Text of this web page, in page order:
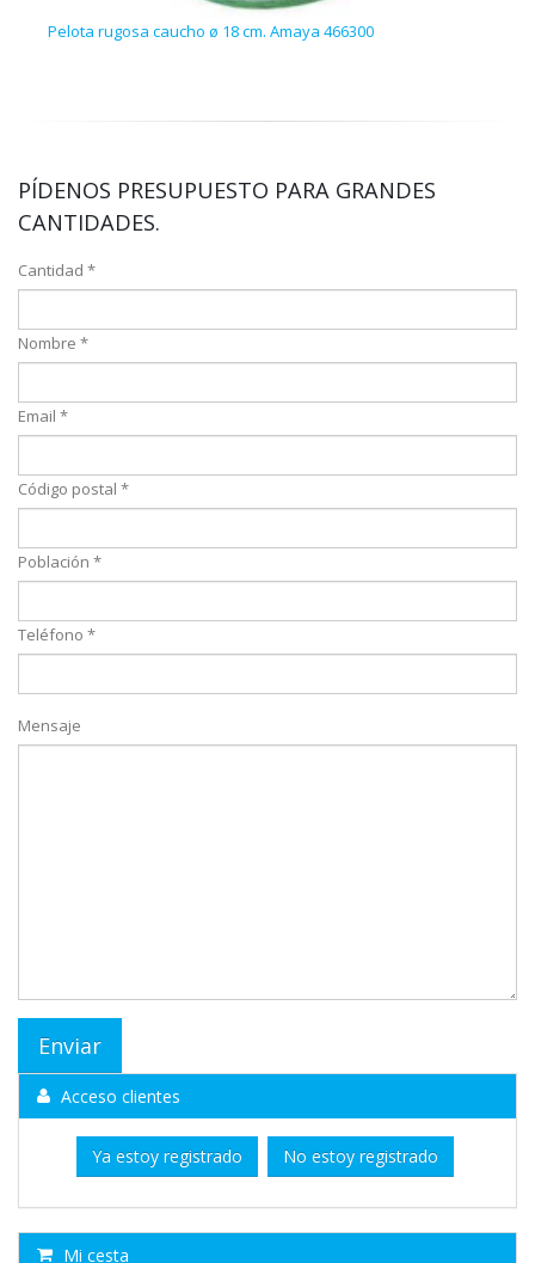
Pelota rugosa caucho ø 18 cm. Amaya 466300
PÍDENOS PRESUPUESTO PARA GRANDES
CANTIDADES.
Cantidad *
Nombre *
Email *
Código postal *
Población *
Teléfono *
Mensaje
Acceso clientes
Ya estoy registrado No estoy registrado
Mi cesta